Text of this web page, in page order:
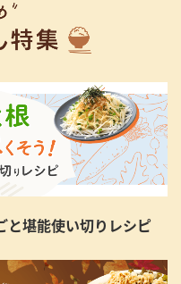
と堪能使い切りレシピ